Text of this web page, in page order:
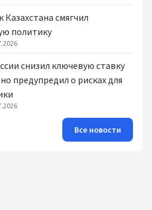
Казахстана смягчил
политику
снизил ключевую ставку
предупредил о рисках для
Все новости